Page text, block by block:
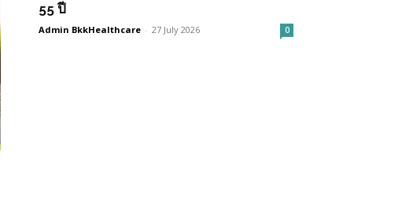
55 ปี
Admin BkkHealthcare - 27 July 2026 0